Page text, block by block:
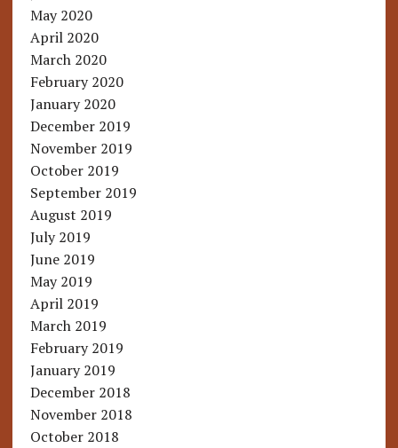
May 2020
April 2020
March 2020
February 2020
January 2020
December 2019
November 2019
October 2019
September 2019
August 2019
July 2019
June 2019
May 2019
April 2019
March 2019
February 2019
January 2019
December 2018
November 2018
October 2018